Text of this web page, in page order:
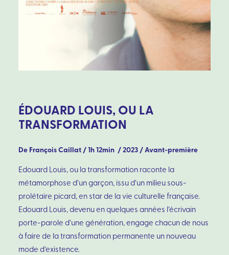
ÉDOUARD LOUIS, OU LA
TRANSFORMATION
De François Caillat / 1h 12min / 2023 / Avant-première
Edouard Louis, ou la transformation raconte la
métamorphose d’un garçon, issu d’un milieu sous-
prolétaire picard, en star de la vie culturelle française.
Edouard Louis, devenu en quelques années l’écrivain
porte-parole d’une génération, engage chacun de nous
à faire de la transformation permanente un nouveau
mode d’existence.